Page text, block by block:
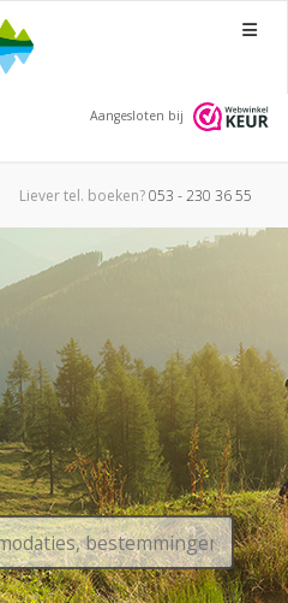
Menu
Aangesloten bij
Liever tel. boeken?053 - 230 36 55